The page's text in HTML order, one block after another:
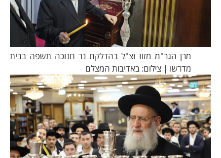
מרן הגר"מ מזוז זצ"ל בהדלקת נר חנוכה תשפה בבית
מדרשו | צילום: באדיבות המצלם